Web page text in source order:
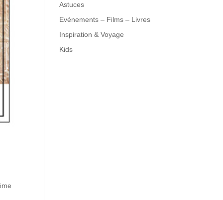
Astuces
Evénements – Films – Livres
Inspiration & Voyage
Kids